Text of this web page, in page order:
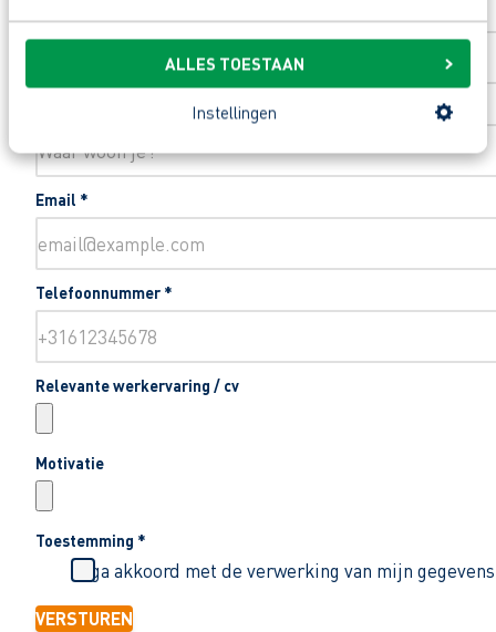
ALLES TOESTAAN
Instellingen
Email *
Telefoonnummer *
Relevante werkervaring / cv
Motivatie
Toestemming *
Ik ga akkoord met de verwerking van mijn
VERSTUREN